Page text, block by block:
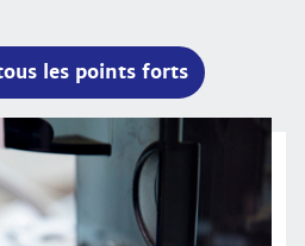
les points forts